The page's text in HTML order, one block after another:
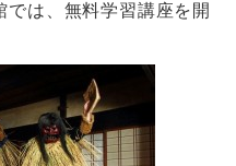
では、無料学習講座を開